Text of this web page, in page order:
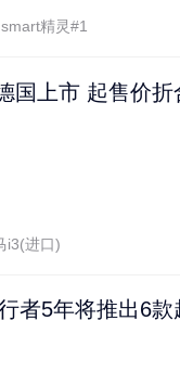
smart精灵#1
国上市 起售价折
i3(进口)
者5年将推出6